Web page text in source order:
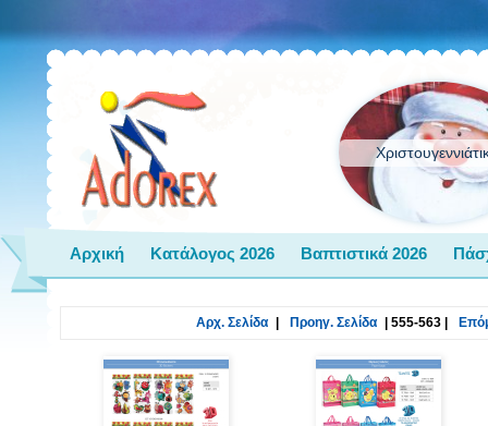
Αρχική Κατάλογος 2026 Βαπτιστικά 2026
Αρχ. Σελίδα Προηγ. Σελίδα 555-563